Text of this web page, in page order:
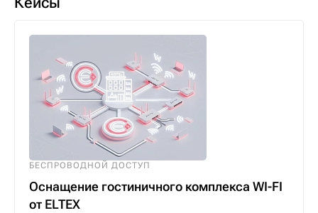
БЕСПРОВОДНОЙ ДОСТУП
Оснащение гостиничного комплекса WI-FI
от ELTEX